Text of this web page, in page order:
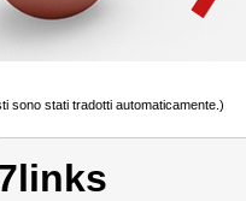
sono stati tradotti automaticamente.)